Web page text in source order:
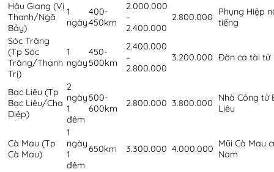
Hậu Giang (Vị
Thanh/Ngã
Bảy)
1
ngày
400-
450km
2.000.000
–
2.400.000
2.800.000
Phụng Hiệp
tiếng
Sóc Trăng
(Tp Sóc
Trăng/Thạnh
Trị)
1
ngày
450-
500km
2.400.000
–
2.800.000
3.200.000 Đờn ca tài tử
Bạc Liêu (Tp
Bạc Liêu/Cha
Diệp)
2
ngày
1
đêm
500-
600km
2.800.000 3.800.000
Nhà Công tử
Liêu
Cà Mau (Tp
Cà Mau)
1
ngày
1
đêm
650km 3.300.000 4.000.000 Mũi Cà Mau
Nam